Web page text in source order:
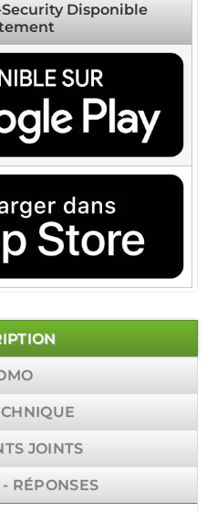
Disponible
JOINTS
RÉPONSES